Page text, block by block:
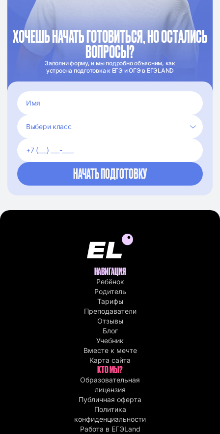
ХОЧЕШЬ НАЧАТЬ ГОТОВИТЬСЯ, НО ОСТАЛИСЬ
ВОПРОСЫ?
Заполни форму, и мы подробно объясним, как
устроена подготовка к ЕГЭ и ОГЭ в ЕГЭLAND
НАВИГАЦИЯ
Ребёнок
Родитель
Тарифы
Преподаватели
Отзывы
Блог
Учебник
Вместе к мечте
Карта сайта
КТО МЫ?
Образовательная
лицензия
Публичная оферта
Политика
конфиденциальности
Работа в EГЭLand